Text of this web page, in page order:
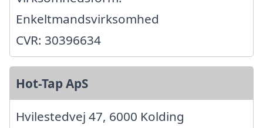
Enkeltmandsvirksomhed
CVR: 30396634
Hot-Tap ApS
Hvilestedvej 47, 6000 Kolding